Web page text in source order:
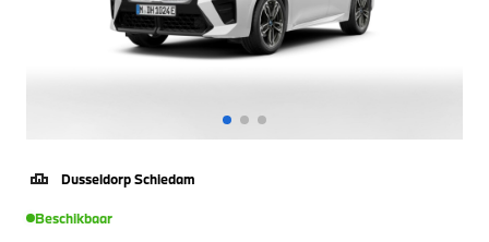
Dusseldorp Schiedam
Beschikbaar